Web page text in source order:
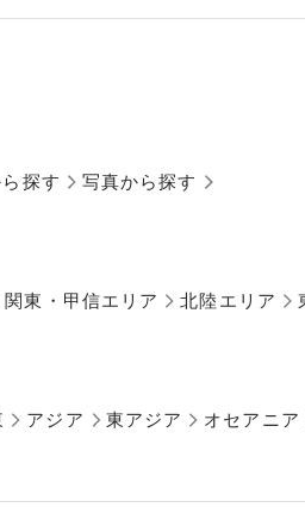
探す 写真から探す
関東・甲信エリア 北陸エリア
アジア 東アジア オセアニア